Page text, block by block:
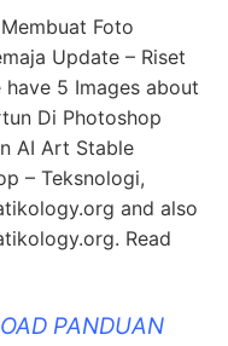
Foto
Update – Riset
5 Images about
Di Photoshop
AI Art Stable
– Teksnologi,
and also
Read
PANDUAN